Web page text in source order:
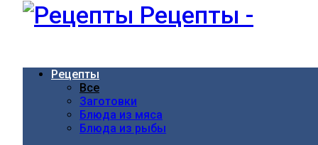
Рецепты -
Рецепты
Все
Заготовки
Блюда из мяса
Блюда из рыбы